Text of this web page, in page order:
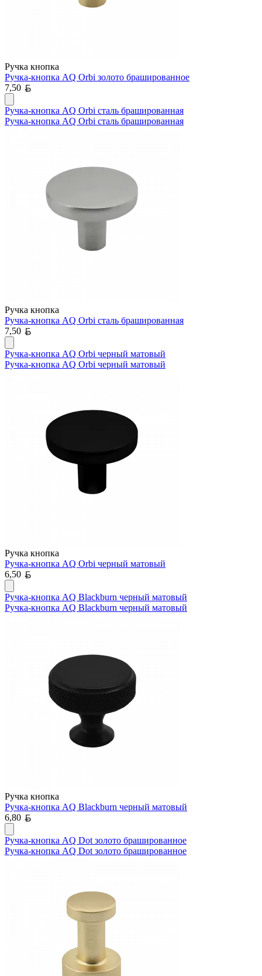
Ручка кнопка
Ручка-кнопка AQ Orbi золото брашированное
7,50
Ручка-кнопка AQ Orbi сталь брашированная
Ручка-кнопка AQ Orbi сталь брашированная
Ручка кнопка
Ручка-кнопка AQ Orbi сталь брашированная
7,50
Ручка-кнопка AQ Orbi черный матовый
Ручка-кнопка AQ Orbi черный матовый
Ручка кнопка
Ручка-кнопка AQ Orbi черный матовый
6,50
Ручка-кнопка AQ Blackburn черный матовый
Ручка-кнопка AQ Blackburn черный матовый
Ручка кнопка
Ручка-кнопка AQ Blackburn черный матовый
6,80
Ручка-кнопка AQ Dot золото брашированное
Ручка-кнопка AQ Dot золото брашированное